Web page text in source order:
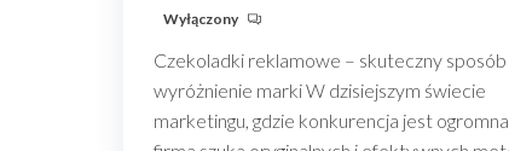
Wyłączony
Czekoladki reklamowe – skuteczny sposób
wyróżnienie marki W dzisiejszym świecie
marketingu, gdzie konkurencja jest